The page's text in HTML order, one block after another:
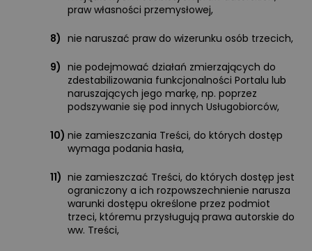
praw własności przemysłowej,
8) nie naruszać praw do wizerunku osób trzecich,
9) nie podejmować działań zmierzających do
zdestabilizowania funkcjonalności Portalu lub
naruszających jego markę, np. poprzez
podszywanie się pod innych Usługobiorców,
10) nie zamieszczania Treści, do których dostęp
wymaga podania hasła,
11) nie zamieszczać Treści, do których dostęp jest
ograniczony a ich rozpowszechnienie narusza
warunki dostępu określone przez podmiot
trzeci, któremu przysługują prawa autorskie do
ww. Treści,